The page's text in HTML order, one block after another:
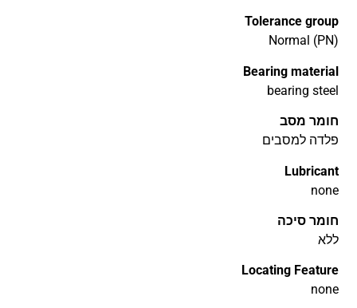
Tolerance group
Normal (PN)
Bearing material
bearing steel
חומר מסב
פלדה למסבים
Lubricant
none
חומר סיכה
ללא
Locating Feature
none